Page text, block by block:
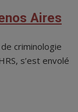
Aires
criminologie
s’est envolé